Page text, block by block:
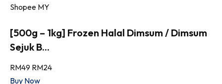
Shopee MY
[500g – 1kg] Frozen Halal Dimsum / Dimsum
Sejuk B...
RM49 RM24
Buy Now